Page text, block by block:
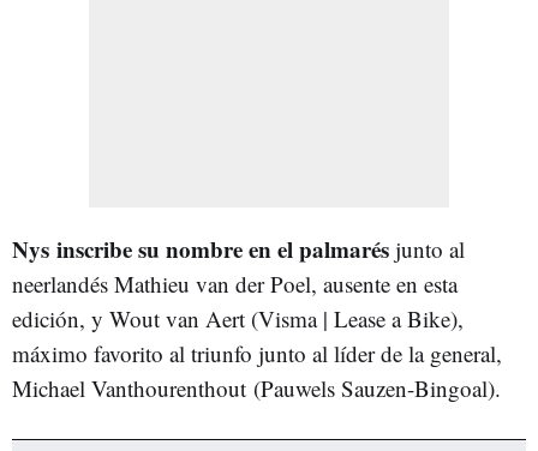
Nys inscribe su nombre en el palmarés junto al
neerlandés Mathieu van der Poel, ausente en esta
edición, y Wout van Aert (Visma | Lease a Bike),
máximo favorito al triunfo junto al líder de la general,
Michael Vanthourenthout (Pauwels Sauzen-Bingoal).